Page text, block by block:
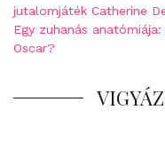
jutalomjáték Catherine
Egy zuhanás
Oscar?